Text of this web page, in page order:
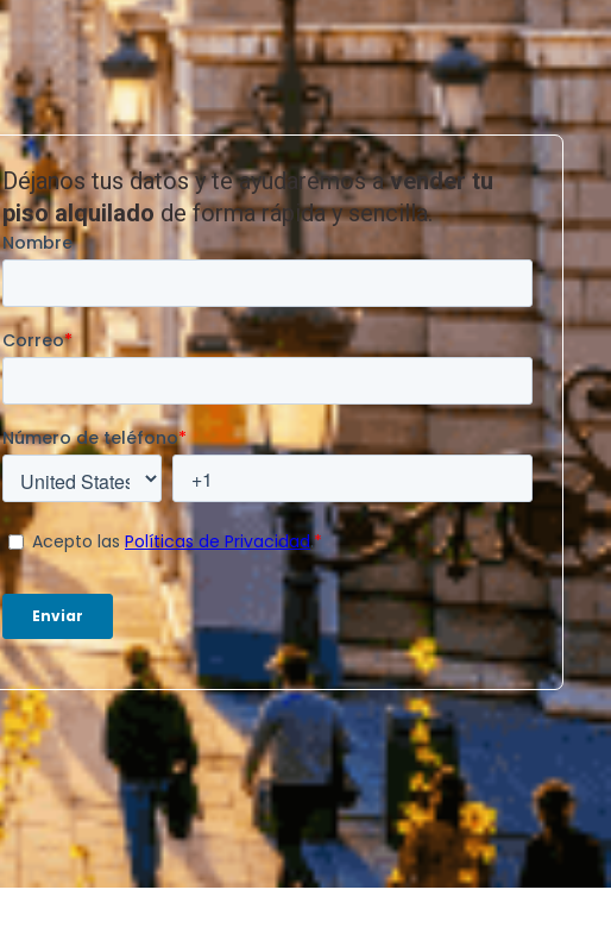
Déjanos tus datos y te ayudaremos avender tu
piso alquilado de forma rápida y sencilla.